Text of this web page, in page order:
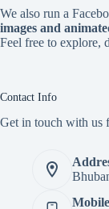
We also run a
images and
Feel free to explore,
Contact Info
Get in touch with us